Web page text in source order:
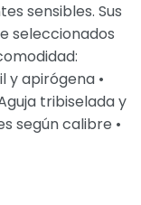
sensibles. Sus
seleccionados
y apirógena •
tribiselada y
según calibre •